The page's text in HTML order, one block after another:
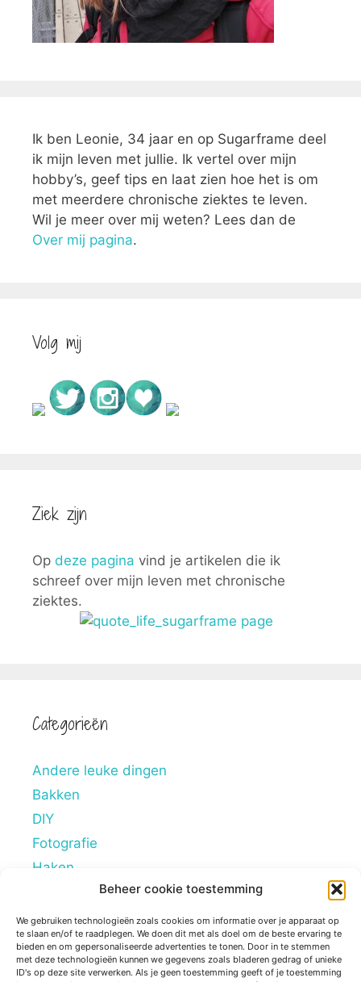
Beheer cookie toestemming
We gebruiken technologieën zoals cookies om informatie over je apparaat op
te slaan en/of te raadplegen. We doen dit met als doel om de beste ervaring te
bieden en om gepersonaliseerde advertenties te tonen. Door in te stemmen
met deze technologieën kunnen we gegevens zoals bladeren gedrag of unieke
ID's op deze site verwerken. Als je geen toestemming geeft of je toestemming
Ik ben Leonie, 34 jaar en op Sugarframe deel
ik mijn leven met jullie. Ik vertel over mijn
hobby’s, geef tips en laat zien hoe het is om
met meerdere chronische ziektes te leven.
Wil je meer over mij weten? Lees dan de
Over mij pagina.
Volg mij
Ziek zijn
Op deze pagina vind je artikelen die ik
schreef over mijn leven met chronische
ziektes.
Categorieën
Andere leuke dingen
Bakken
DIY
Fotografie
Haken
Lifestyle
Mindstyle
Overig